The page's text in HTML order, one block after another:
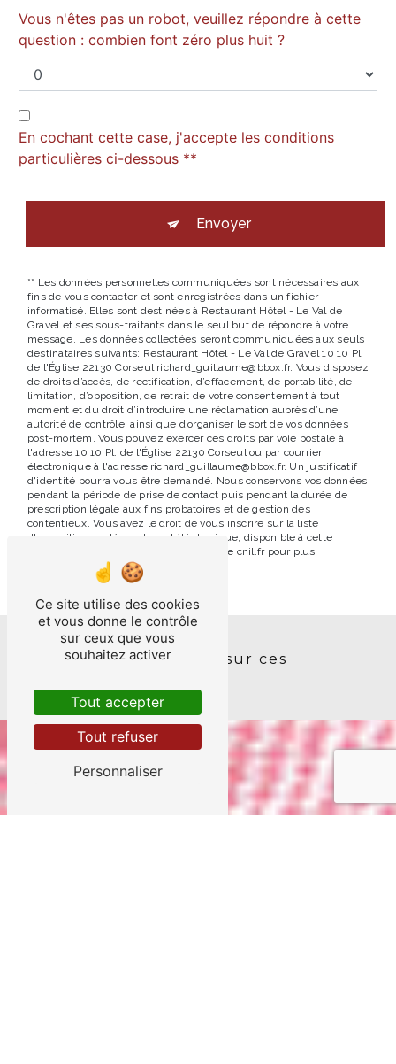
Vous n'êtes pas un robot, veuillez répondre à cette
question : combien font zéro plus huit ?
En cochant cette case, j'accepte les conditions
particulières ci-dessous **
Envoyer
** Les données personnelles communiquées sont nécessaires aux
fins de vous contacter et sont enregistrées dans un fichier
informatisé. Elles sont destinées à Restaurant Hôtel - Le Val de
Gravel et ses sous-traitants dans le seul but de répondre à votre
message. Les données collectées seront communiquées aux seuls
destinataires suivants: Restaurant Hôtel - Le Val de Gravel 10 10 Pl.
de l'Église 22130 Corseul richard_guillaume@bbox.fr. Vous disposez
de droits d’accès, de rectification, d’effacement, de portabilité, de
limitation, d’opposition, de retrait de votre consentement à tout
moment et du droit d’introduire une réclamation auprès d’une
autorité de contrôle, ainsi que d’organiser le sort de vos données
post-mortem. Vous pouvez exercer ces droits par voie postale à
l'adresse 10 10 Pl. de l'Église 22130 Corseul ou par courrier
électronique à l'adresse richard_guillaume@bbox.fr. Un justificatif
d'identité pourra vous être demandé. Nous conservons vos données
pendant la période de prise de contact puis pendant la durée de
prescription légale aux fins probatoires et de gestion des
contentieux. Vous avez le droit de vous inscrire sur la liste
d'opposition au démarchage téléphonique, disponible à cette
. Consultez le site cnil.fr pour plus
d’informations sur vos droits.
Nos interventions sur ces
Ce site utilise des cookies
et vous donne le contrôle
sur ceux que vous
souhaitez activer
Tout accepter
Tout refuser
Personnaliser